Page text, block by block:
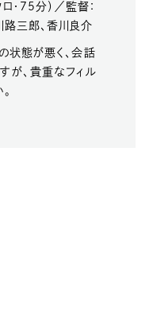
・75分）／監督：
路三郎、香川良介
状態が悪く、会話
が、貴重なフィル